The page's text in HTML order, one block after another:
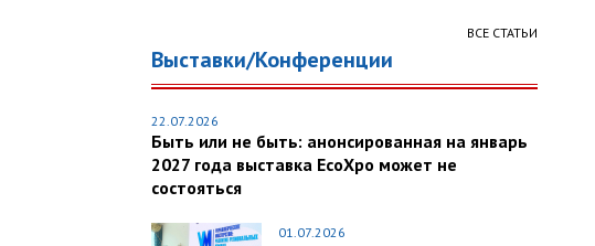
ВСЕ СТАТЬИ
Выставки/Конференции
22.07.2026
Быть или не быть: анонсированная на январь
2027 года выставка EcoXpo может не
состояться
01.07.2026